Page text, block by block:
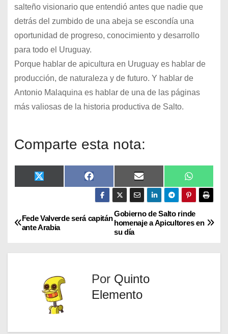
salteño visionario que entendió antes que nadie que
detrás del zumbido de una abeja se escondía una
oportunidad de progreso, conocimiento y desarrollo
para todo el Uruguay.
Porque hablar de apicultura en Uruguay es hablar de
producción, de naturaleza y de futuro. Y hablar de
Antonio Malaquina es hablar de una de las páginas
más valiosas de la historia productiva de Salto.
Comparte esta nota:
X
(
t
t
)
F
a
e
o
E
m
i
l
W
h
t
s
A
p
Gobierno de Salto rinde
homenaje a Apicultores en
su día
Fede Valverde será capitán
ante Arabia
Por Quinto
Elemento